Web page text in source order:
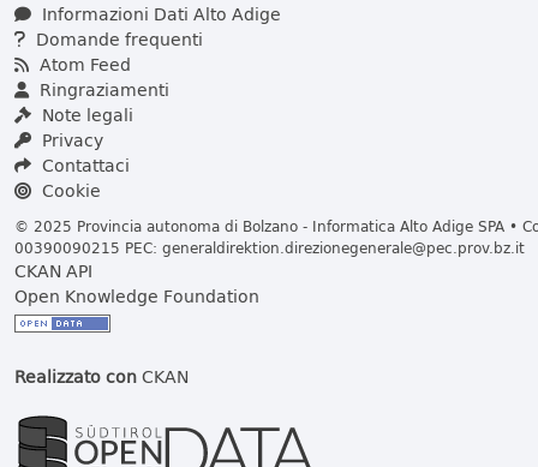
Informazioni Dati Alto Adige
Domande frequenti
Atom Feed
Ringraziamenti
Note legali
Privacy
Contattaci
Cookie
© 2025 Provincia autonoma di Bolzano - Informatica Alto Adige SPA •
00390090215 PEC: generaldirektion.direzionegenerale@pec.prov.bz.it
CKAN API
Open Knowledge Foundation
Realizzato conCKAN